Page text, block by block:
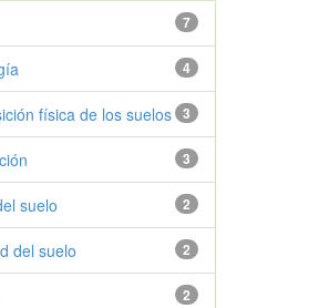
7
4
3
física de los suelos
3
2
suelo
2
del suelo
2